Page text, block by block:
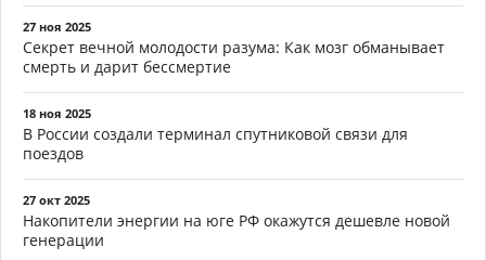
27 ноя 2025
Секрет вечной молодости разума: Как мозг обманывает
смерть и дарит бессмертие
18 ноя 2025
В России создали терминал спутниковой связи для
поездов
27 окт 2025
Накопители энергии на юге РФ окажутся дешевле новой
генерации